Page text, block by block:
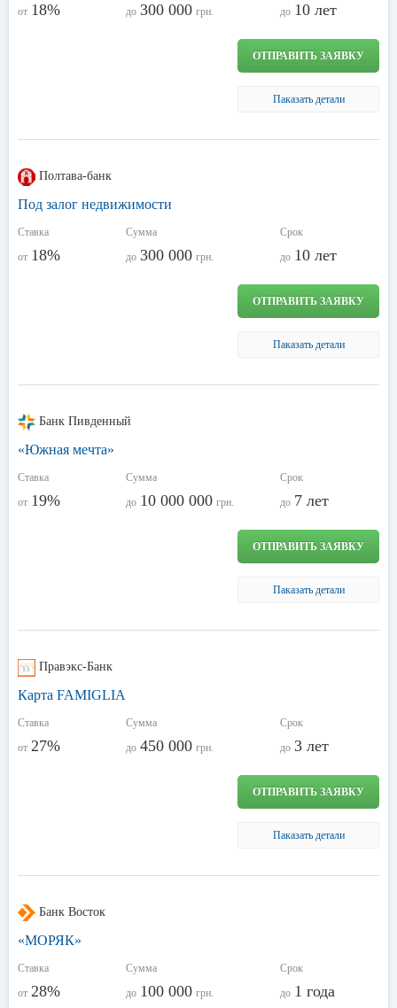
от 18%
до 300 000 грн.
до 10 лет
ОТПРАВИТЬ ЗАЯВКУ
Паказать детали
Полтава-банк
Под залог недвижимости
Ставка
от 18%
Сумма
до 300 000 грн.
Срок
до 10 лет
ОТПРАВИТЬ ЗАЯВКУ
Паказать детали
Банк Пивденный
«Южная мечта»
Ставка
от 19%
Сумма
до 10 000 000 грн.
Срок
до 7 лет
ОТПРАВИТЬ ЗАЯВКУ
Паказать детали
Правэкс-Банк
Карта FAMIGLIA
Ставка
от 27%
Сумма
до 450 000 грн.
Срок
до 3 лет
ОТПРАВИТЬ ЗАЯВКУ
Паказать детали
Банк Восток
«МОРЯК»
Ставка
от 28%
Сумма
до 100 000 грн.
Срок
до 1 года